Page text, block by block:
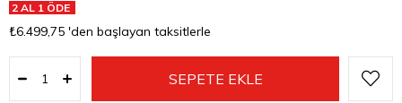
2 AL 1 ÖDE
₺6.499,75 'den başlayan taksitlerle